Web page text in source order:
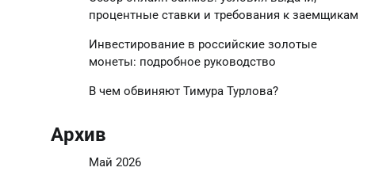
процентные ставки и требования к заемщикам
Инвестирование в российские золотые
монеты: подробное руководство
В чем обвиняют Тимура Турлова?
Архив
Май 2026